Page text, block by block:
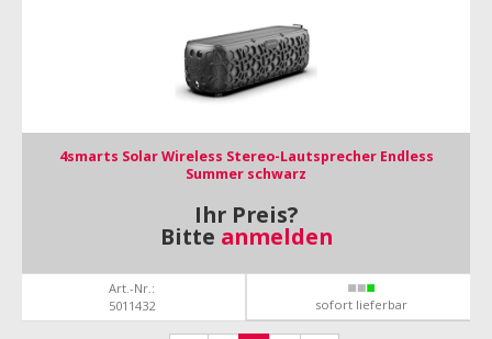
4smarts Solar Wireless Stereo-Lautsprecher Endless
Summer schwarz
Ihr Preis?
Bitte anmelden
Art.-Nr.:
5011432
sofort lieferbar